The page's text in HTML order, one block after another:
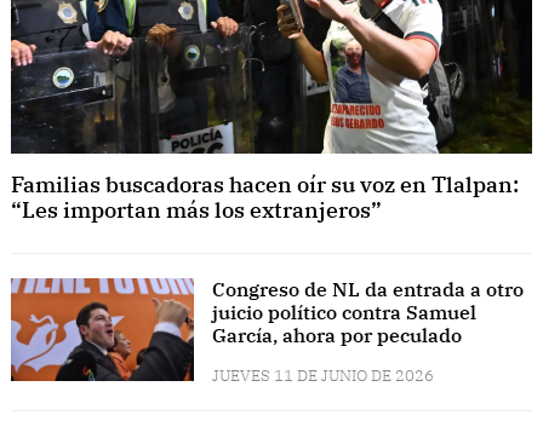
Familias buscadoras hacen oír su voz en Tlalpan:
“Les importan más los extranjeros”
Congreso de NL da entrada a otro
juicio político contra Samuel
García, ahora por peculado
JUEVES 11 DE JUNIO DE 2026